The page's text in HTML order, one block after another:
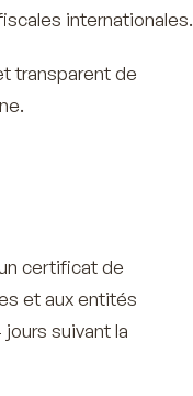
internationales.
transparent de
certificat de
et aux entités
suivant la